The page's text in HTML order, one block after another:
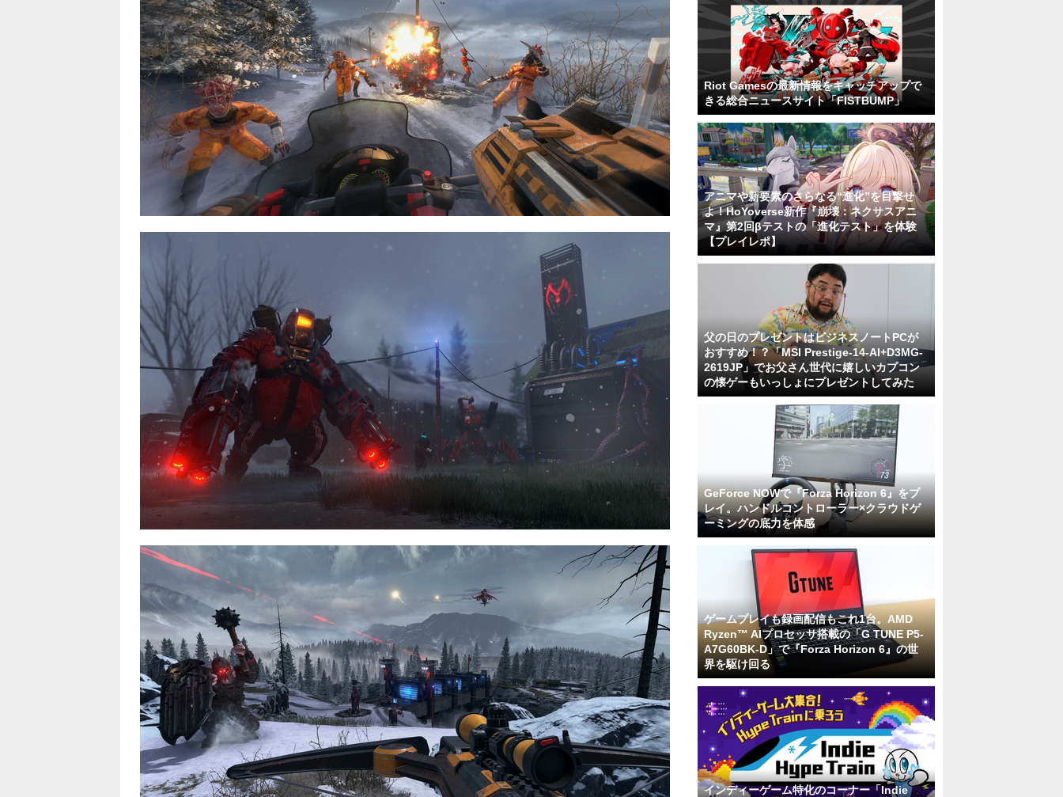
Riot Gamesの最新情報をキャッチアップで
きる総合ニュースサイト「FISTBUMP」
アニマや新要素のさらなる“進化”を目撃せ
よ！HoYoverse新作『崩壊：ネクサスアニ
マ』第2回βテストの「進化テスト」を体験
【プレイレポ】
父の日のプレゼントはビジネスノートPCが
おすすめ！？「MSI Prestige-14-AI+D3MG-
2619JP」でお父さん世代に嬉しいカプコン
の懐ゲーもいっしょにプレゼントしてみた
GeForce NOWで『Forza Horizon 6』をプ
レイ。ハンドルコントローラー×クラウドゲ
ーミングの底力を体感
ゲームプレイも録画配信もこれ1台。AMD
Ryzen™ AIプロセッサ搭載の「G TUNE P5-
A7G60BK-D」で『Forza Horizon 6』の世
界を駆け回る
インディーゲーム特化のコーナー「Indie